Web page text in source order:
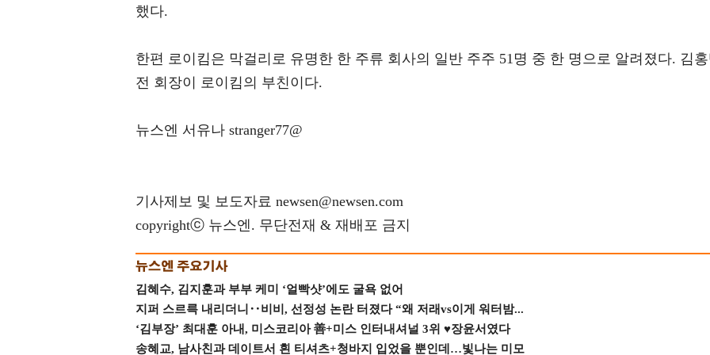
했다.
한편 로이킴은 막걸리로 유명한 한 주류 회사의 일반 주주 51명 중 한 명으로 알려졌다. 김
전 회장이 로이킴의 부친이다.
뉴스엔 서유나 stranger77@
기사제보 및 보도자료 newsen@newsen.com
copyrightⓒ 뉴스엔. 무단전재 & 재배포 금지
김혜수, 김지훈과 부부 케미 ‘얼빡샷’에도 굴욕 없어
지퍼 스르륵 내리더니‥비비, 선정성 논란 터졌다 “왜 저래vs이게 워터밤...
‘김부장’ 최대훈 아내, 미스코리아 善+미스 인터내셔널 3위 ♥장윤서였다
송혜교, 남사친과 데이트서 흰 티셔츠+청바지 입었을 뿐인데…빛나는 미모